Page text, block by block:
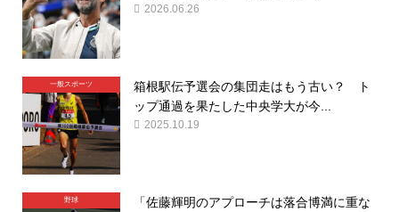
2026.06.26
一般スポーツ
箱根駅伝予選会の集団走はもう古い？ ト
ップ通過を果たした中央学大が今...
2025.10.19
野球
「佐藤輝明のアプローチは落合博満に重な